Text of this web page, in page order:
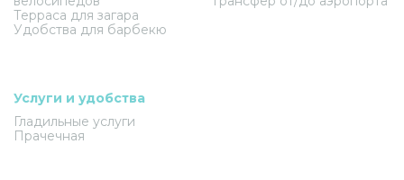
Терраса для загара
Удобства для барбекю
Услуги и удобства
Гладильные услуги
Прачечная